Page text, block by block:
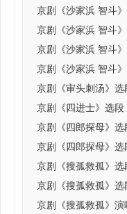
京剧《沙家浜 智斗
京剧《沙家浜 智斗
京剧《沙家浜 智斗
京剧《沙家浜 智斗
京剧《审头刺汤》选
京剧《四进士》选段
京剧《四郎探母》
京剧《四郎探母》
京剧《搜孤救孤》选
京剧《搜孤救孤》选
京剧《搜孤救孤》演